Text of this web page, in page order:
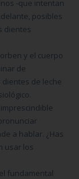
-que intentan
posibles
dientes
y el cuerpo
de
de leche
a hablar. ¿Has
usar los
fundamental